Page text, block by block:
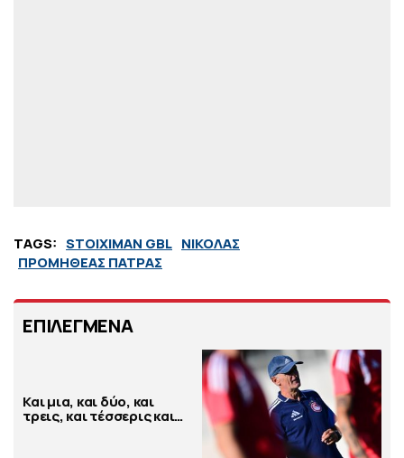
TAGS: STOIXIMAN GBL ΝΙΚΟΛΑΣ
ΠΡΟΜΗΘΕΑΣ ΠΑΤΡΑΣ
ΕΠΙΛΕΓΜΕΝΑ
Και μια, και δύο, και
τρεις, και τέσσερις και…